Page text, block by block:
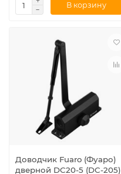
В корзину
Доводчик Fuaro (Фуаро)
дверной DC20-5 (DC-205)